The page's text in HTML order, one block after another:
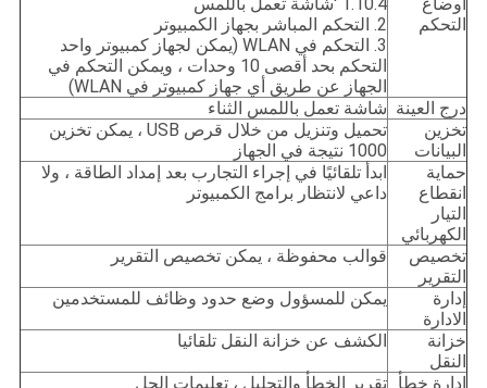
أوضاع
التحكم
1.10.4 'شاشة تعمل باللمس
2. التحكم المباشر بجهاز الكمبيوتر
3. التحكم في WLAN (يمكن لجهاز كمبيوتر واحد
التحكم بحد أقصى 10 وحدات ، ويمكن التحكم في
الجهاز عن طريق أي جهاز كمبيوتر في WLAN)
درج العينة شاشة تعمل باللمس الثناء
تخزين
البيانات
تحميل وتنزيل من خلال قرص USB ، يمكن تخزين
1000 نتيجة في الجهاز
حماية
انقطاع
التيار
الكهربائي
ابدأ تلقائيًا في إجراء التجارب بعد إمداد الطاقة ، ولا
داعي لانتظار برامج الكمبيوتر
تخصيص
التقرير
قوالب محفوظة ، يمكن تخصيص التقرير
إدارة
الادارة
يمكن للمسؤول وضع حدود وظائف للمستخدمين
خزانة
النقل
الكشف عن خزانة النقل تلقائيا
إدارة خطأ تقرير الخطأ والتحليل ، تعليمات الحل